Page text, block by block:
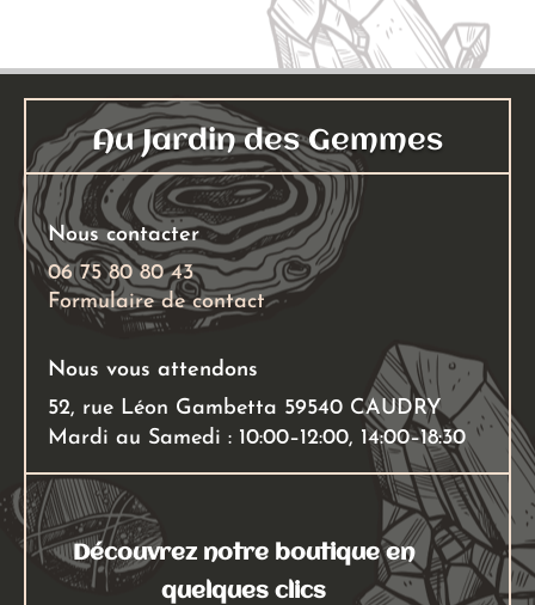
Au Jardin des Gemmes
Nous contacter
06 75 80 80 43
Formulaire de contact
Nous vous attendons
52, rue Léon Gambetta 59540 CAUDRY
Mardi au Samedi : 10:00–12:00, 14:00–18:30
Découvrez notre boutique en
quelques clics